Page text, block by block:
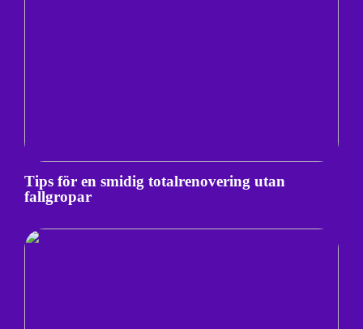
Tips för en smidig totalrenovering utan
fallgropar